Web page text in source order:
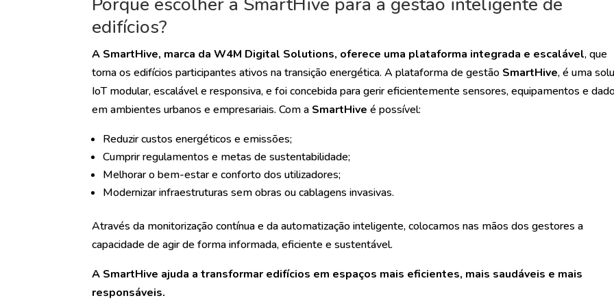
edifícios?
A SmartHive, marca da W4M Digital Solutions, oferece uma plataforma integrada e escalável, que
torna os edifícios participantes ativos na transição energética. A plataforma de gestão SmartHive, é uma
IoT modular, escalável e responsiva, e foi concebida para gerir eficientemente sensores, equipamentos e
em ambientes urbanos e empresariais. Com a SmartHive é possível:
Reduzir custos energéticos e emissões;
Cumprir regulamentos e metas de sustentabilidade;
Melhorar o bem-estar e conforto dos utilizadores;
Modernizar infraestruturas sem obras ou cablagens invasivas.
Através da monitorização contínua e da automatização inteligente, colocamos nas mãos dos gestores a
capacidade de agir de forma informada, eficiente e sustentável.
A SmartHive ajuda a transformar edifícios em espaços mais eficientes, mais saudáveis e mais
responsáveis.